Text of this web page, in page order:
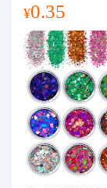
裝飾品
¥0.35